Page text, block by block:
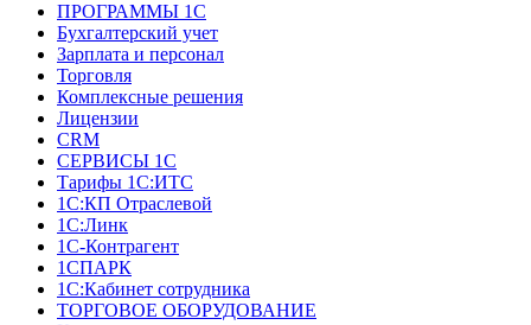
ПРОГРАММЫ 1С
Бухгалтерский учет
Зарплата и персонал
Торговля
Комплексные решения
Лицензии
CRM
СЕРВИСЫ 1С
Тарифы 1С:ИТС
1С:КП Отраслевой
1С:Линк
1С-Контрагент
1СПАРК
1С:Кабинет сотрудника
ТОРГОВОЕ ОБОРУДОВАНИЕ